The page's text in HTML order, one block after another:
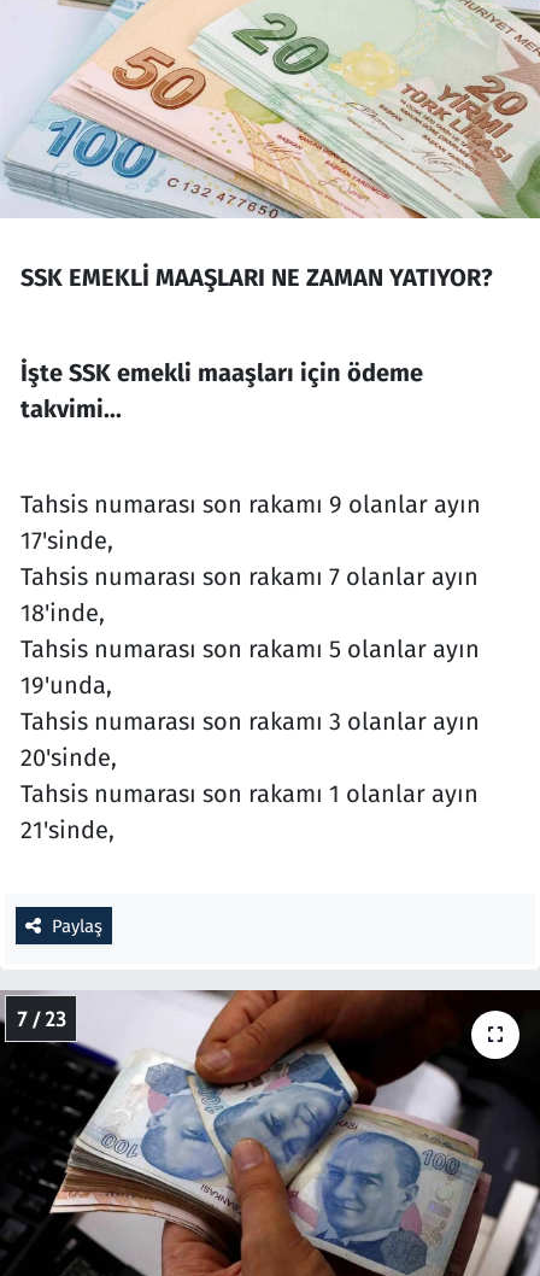
SSK EMEKLİ MAAŞLARI NE ZAMAN YATIYOR?
İşte SSK emekli maaşları için ödeme
takvimi...
Tahsis numarası son rakamı 9 olanlar ayın
17'sinde,
Tahsis numarası son rakamı 7 olanlar ayın
18'inde,
Tahsis numarası son rakamı 5 olanlar ayın
19'unda,
Tahsis numarası son rakamı 3 olanlar ayın
20'sinde,
Tahsis numarası son rakamı 1 olanlar ayın
21'sinde,
Paylaş
7 / 23